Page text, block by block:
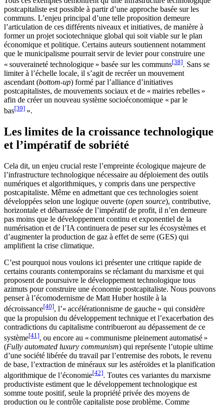
postcapitaliste est possible à partir d’une approche basée sur les
communs. L’enjeu principal d’une telle proposition demeure
l’articulation de ces différents niveaux et initiatives, de manière à
former un projet sociotechnique global qui soit viable sur le plan
économique et politique. Certains auteurs soutiennent notamment
que le municipalisme pourrait servir de levier pour construire une
« souveraineté technologique » basée sur les communs[38]. Sans se
limiter à l’échelle locale, il s’agit de recréer un mouvement
ascendant (bottom-up) formé par l’alliance d’initiatives
postcapitalistes, de mouvements sociaux et de « mairies rebelles »
afin de créer un nouveau système socioéconomique « par le
bas[39] ».
Les limites de la croissance technologique
et l’impératif de sobriété
Cela dit, un enjeu crucial reste l’empreinte écologique majeure de
l’infrastructure technologique nécessaire au déploiement des outils
numériques et algorithmiques, y compris dans une perspective
postcapitaliste. Même en admettant que ces technologies soient
développées selon une logique ouverte (open source), contributive,
horizontale et débarrassée de l’impératif de profit, il n’en demeure
pas moins que le développement continu et exponentiel de la
numérisation et de l’IA continuera de peser sur les écosystèmes et
d’augmenter la production de gaz à effet de serre (GES) qui
amplifient la crise climatique.
C’est pourquoi nous voulons ici présenter une critique rapide de
certains courants contemporains se réclamant du marxisme et qui
proposent de poursuivre le développement technologique tous
azimuts pour construire une économie postcapitaliste. Nous pouvons
penser à l’écomodernisme de Matt Huber hostile à la
décroissance[40], l’« accélérationnisme de gauche » qui considère
que la propulsion du développement technique et l’exacerbation des
contradictions du capitalisme contribueront au dépassement de ce
système[41], ou encore au « communisme pleinement automatisé »
(Fully automated luxury communism) qui représente l’utopie ultime
d’une société libérée du travail par l’entremise des robots, le revenu
de base, l’extraction de minéraux sur les astéroïdes et la planification
algorithmique de l’économie[42]. Toutes ces variantes du marxisme
productiviste estiment que le développement technologique est
somme toute positif, seule la propriété privée des moyens de
production ou le contrôle capitaliste pose problème. Comme